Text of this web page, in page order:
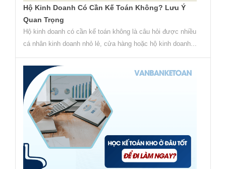
Hộ Kinh Doanh Có Cần Kế Toán Không? Lưu Ý
Quan Trọng
Hộ kinh doanh có cần kế toán không là câu hỏi được nhiều
cá nhân kinh doanh nhỏ lẻ, cửa hàng hoặc hộ kinh doanh...